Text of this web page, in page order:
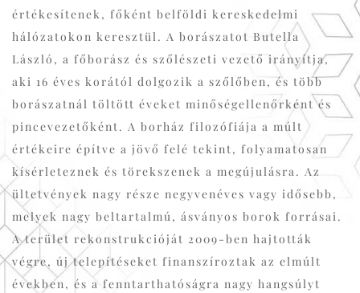
értékesítenek, főként belföldi kereskedelmi
hálózatokon keresztül. A borászatot Butella
László, a főborász és szőlészeti vezető irányítja,
aki 16 éves korától dolgozik a szőlőben, és több
borászatnál töltött éveket minőségellenőrként és
pincevezetőként. A borház filozófiája a múlt
értékeire építve a jövő felé tekint, folyamatosan
kísérleteznek és törekszenek a megújulásra. Az
ültetvények nagy része negyvenéves vagy idősebb,
melyek nagy beltartalmú, ásványos borok forrásai.
A terület rekonstrukcióját 2009-ben hajtották
végre, új telepítéseket finanszíroztak az elmúlt
években, és a fenntarthatóságra nagy hangsúlyt